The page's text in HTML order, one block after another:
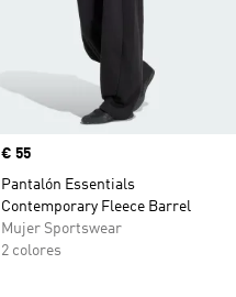
Precio
€ 55
Pantalón Essentials
Contemporary Fleece Barrel
Mujer Sportswear
2 colores